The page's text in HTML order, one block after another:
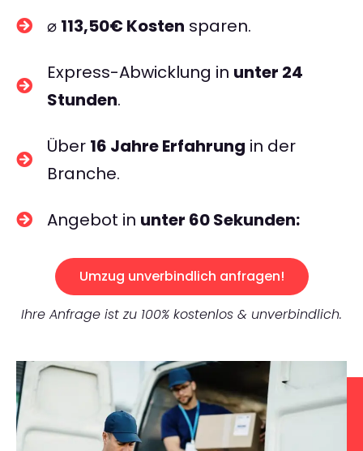
⌀ 113,50€ Kosten sparen.
Express-Abwicklung in unter 24
Stunden.
Über 16 Jahre Erfahrung in der
Branche.
Angebot in unter 60 Sekunden:
Umzug unverbindlich anfragen!
Ihre Anfrage ist zu 100% kostenlos & unverbindlich.